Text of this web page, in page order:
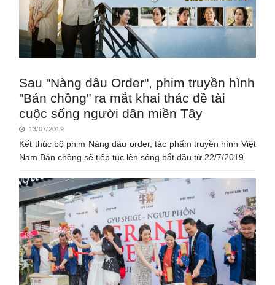
Sau "Nàng dâu Order", phim truyền hình
"Bán chồng" ra mắt khai thác đề tài
cuộc sống người dân miền Tây
13/07/2019
Kết thúc bộ phim Nàng dâu order, tác phẩm truyền hình Việt
Nam Bán chồng sẽ tiếp tục lên sóng bắt đầu từ 22/7/2019.